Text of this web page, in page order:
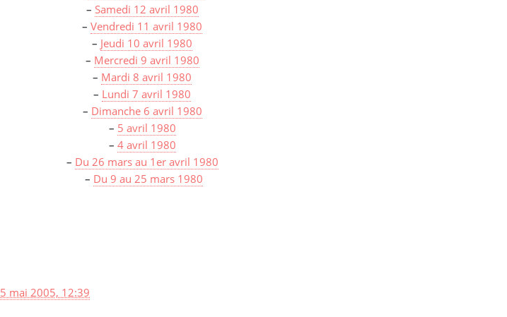
– Samedi 12 avril 1980
– Vendredi 11 avril 1980
– Jeudi 10 avril 1980
– Mercredi 9 avril 1980
– Mardi 8 avril 1980
– Lundi 7 avril 1980
– Dimanche 6 avril 1980
– 5 avril 1980
– 4 avril 1980
– Du 26 mars au 1er avril 1980
– Du 9 au 25 mars 1980
5 mai 2005, 12:39